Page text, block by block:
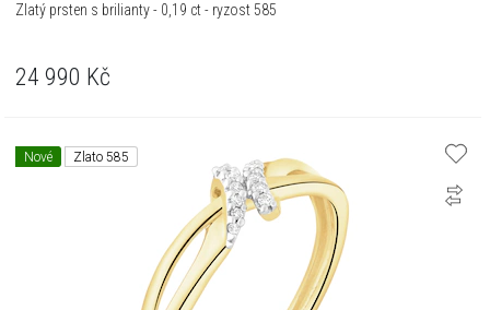
Zlatý prsten s brilianty - 0,19 ct - ryzost 585
24 990 Kč
Nové Zlato 585